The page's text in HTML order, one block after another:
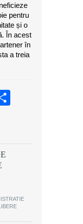
pentru
și o
În acest
în
a treia